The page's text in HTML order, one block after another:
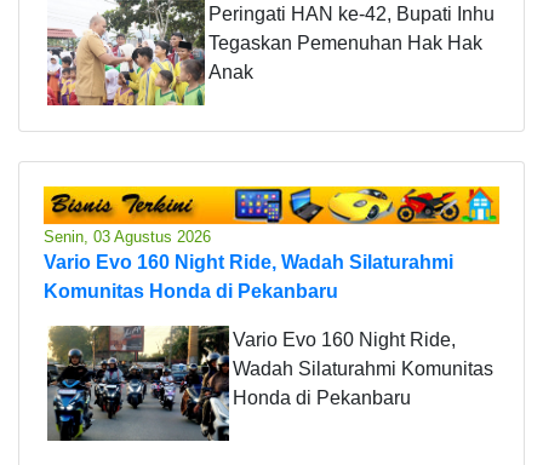
Peringati HAN ke-42, Bupati Inhu
Tegaskan Pemenuhan Hak Hak
Anak
Senin, 03 Agustus 2026
Vario Evo 160 Night Ride, Wadah Silaturahmi
Komunitas Honda di Pekanbaru
Vario Evo 160 Night Ride,
Wadah Silaturahmi Komunitas
Honda di Pekanbaru